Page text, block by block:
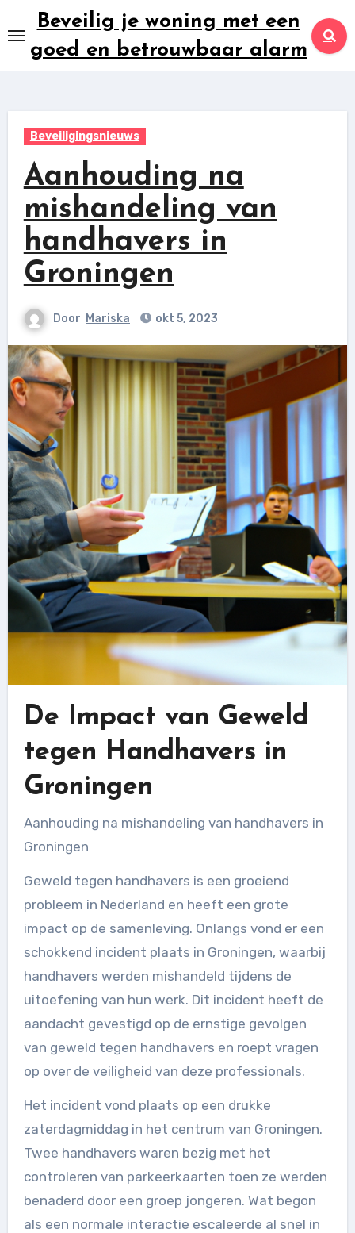
naar
inhoud
Beveilig je woning met een
goed en betrouwbaar alarm
Beveiligingsnieuws
Aanhouding na
mishandeling van
handhavers in
Groningen
Door Mariska okt 5, 2023
De Impact van Geweld
tegen Handhavers in
Groningen
Aanhouding na mishandeling van handhavers in
Groningen
Geweld tegen handhavers is een groeiend
probleem in Nederland en heeft een grote
impact op de samenleving. Onlangs vond er een
schokkend incident plaats in Groningen, waarbij
handhavers werden mishandeld tijdens de
uitoefening van hun werk. Dit incident heeft de
aandacht gevestigd op de ernstige gevolgen
van geweld tegen handhavers en roept vragen
op over de veiligheid van deze professionals.
Het incident vond plaats op een drukke
zaterdagmiddag in het centrum van Groningen.
Twee handhavers waren bezig met het
controleren van parkeerkaarten toen ze werden
benaderd door een groep jongeren. Wat begon
als een normale interactie escaleerde al snel in